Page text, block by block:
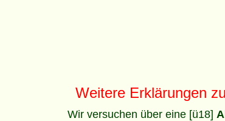
Weitere Erklärungen
Wir versuchen über eine [ü18]